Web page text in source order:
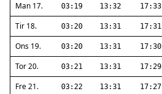
Man 17. 03:19 13:32 17:33
Tir 18. 03:20 13:31 17:31
Ons 19. 03:20 13:31 17:30
Tor 20. 03:21 13:31 17:29
Fre 21. 03:22 13:31 17:27